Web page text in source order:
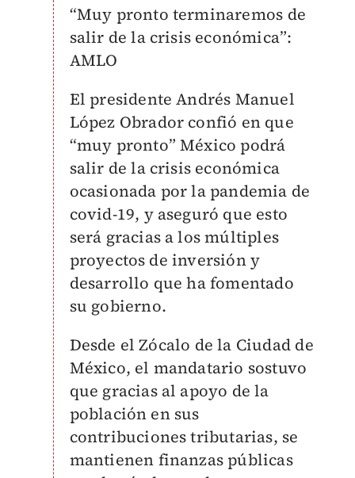
“Muy pronto terminaremos de
salir de la crisis económica”:
AMLO
El presidente Andrés Manuel
López Obrador confió en que
“muy pronto” México podrá
salir de la crisis económica
ocasionada por la pandemia de
covid-19, y aseguró que esto
será gracias a los múltiples
proyectos de inversión y
desarrollo que ha fomentado
su gobierno.
Desde el Zócalo de la Ciudad de
México, el mandatario sostuvo
que gracias al apoyo de la
población en sus
contribuciones tributarias, se
mantienen finanzas públicas